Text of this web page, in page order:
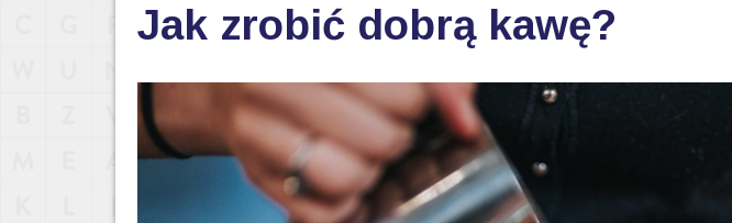
Jak zrobić dobrą kawę?